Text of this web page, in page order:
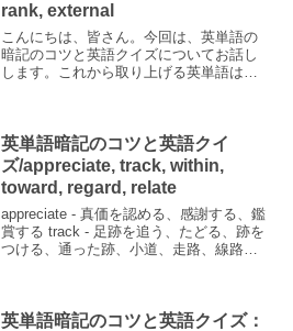
rank, external
こんにちは、皆さん。今回は、英単語の
暗記のコツと英語クイズについてお話し
します。これから取り上げる英単語は、
り、授業...
英単語暗記のコツと英語クイ
ズ/appreciate, track, within,
toward, regard, relate
appreciate - 真価を認める、感謝する、鑑
賞する track - 足跡を追う、たどる、跡を
つける、通った跡、小道、走路、線路
英単語暗記のコツと英語クイズ：